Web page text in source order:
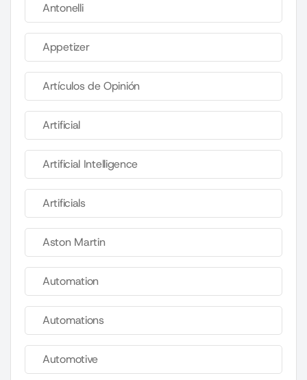
Antonelli
Appetizer
Artículos de Opinión
Artificial
Artificial Intelligence
Artificials
Aston Martin
Automation
Automations
Automotive